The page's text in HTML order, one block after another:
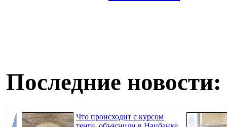
Последние новости:
Что происходит с курсом